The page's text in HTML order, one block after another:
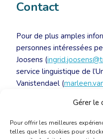
Gérer le
Pour offrir les meilleures
telles que les cookies pour
Contact
Pour de plus amples
personnes intéressées
Joosens (
service linguistique de
Vanistendael (